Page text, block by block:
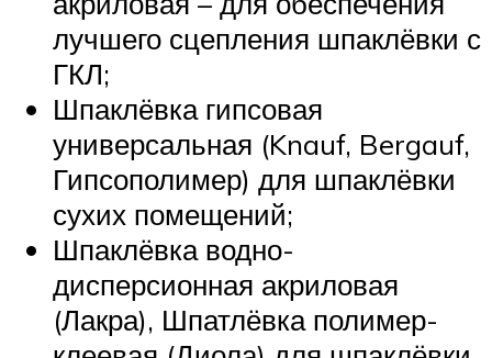
лучшего сцепления шпаклёвки с
ГКЛ;
Шпаклёвка гипсовая
универсальная (Knauf, Bergauf,
Гипсополимер) для шпаклёвки
сухих помещений;
Шпаклёвка водно-
дисперсионная акриловая
(Лакра), Шпатлёвка полимер-